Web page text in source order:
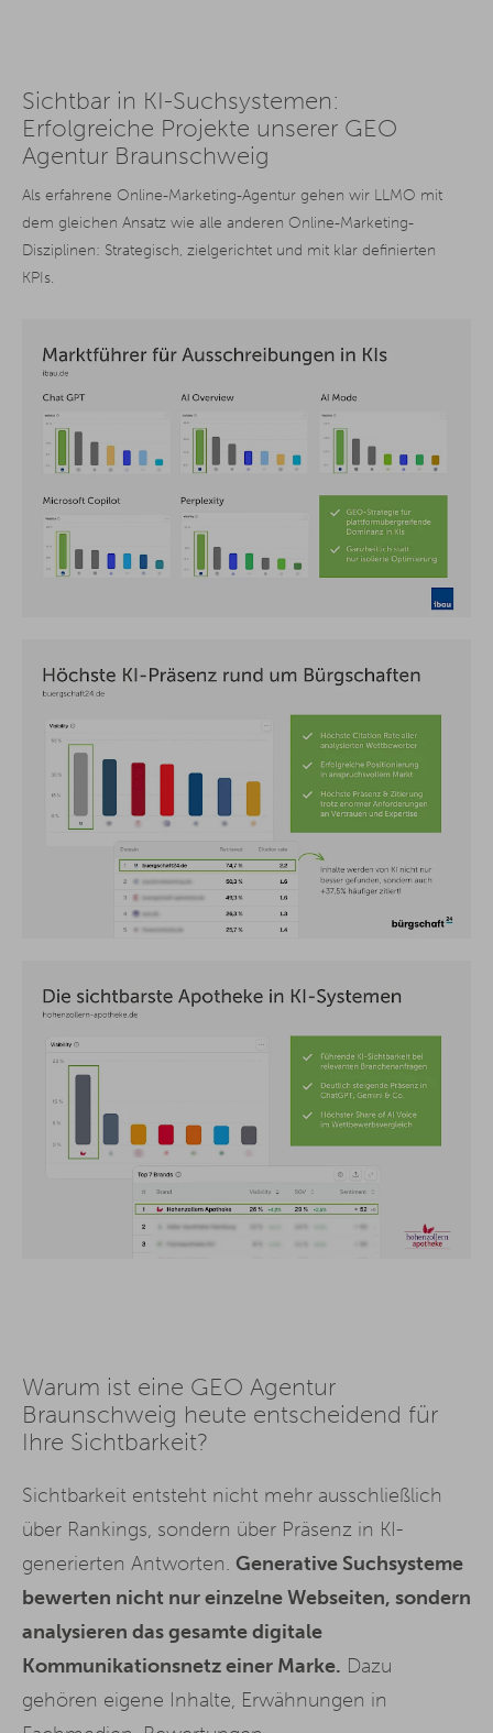
Sichtbar in KI-Suchsystemen:
Erfolgreiche Projekte unserer GEO
Agentur Braunschweig
Als erfahrene Online-Marketing-Agentur gehen wir LLMO mit
dem gleichen Ansatz wie alle anderen Online-Marketing-
Disziplinen: Strategisch, zielgerichtet und mit klar definierten
KPIs.
Warum ist eine GEO Agentur
Braunschweig heute entscheidend für
Ihre Sichtbarkeit?
Sichtbarkeit entsteht nicht mehr ausschließlich
über Rankings, sondern über Präsenz in KI-
generierten Antworten. Generative Suchsysteme
bewerten nicht nur einzelne Webseiten, sondern
analysieren das gesamte digitale
Kommunikationsnetz einer Marke. Dazu
gehören eigene Inhalte, Erwähnungen in